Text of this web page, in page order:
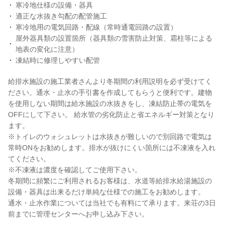
寒冷地仕様の設備・器具
適正な水抜き勾配の配管施工
寒冷地用の電気回路・配線（常時通電回路の設置）
屋外器具類の設置箇所（器具類の雪害防止対策、霜柱等による
地表の変化に注意）
凍結時に修理しやすい配管
給排水施設の施工業者さんより冬期間の利用説明を必ず受けてく
ださい。通水・止水の手引書を作成してもらうと便利です。建物
を使用しない期間は給水施設の水抜きをし、凍結防止帯の電気を
OFFにして下さい。 給水管の劣化防止と省エネルギー対策となり
ます。
※トイレのウォシュレットは水抜きが難しいので別回路で電気は
常時ONをお勧めします。排水が抜けにくい箇所には不凍液を入れ
てください。
※不凍液は濃度を確認してご使用下さい。
冬期間に頻繁にご利用されるお客様は、水道等給排水給湯施設の
設備・器具は出来るだけ単純な仕様での施工をお勧めします。
通水・止水作業については当社でも有料にて承ります。来荘の3日
前までに管理センターへお申し込み下さい。